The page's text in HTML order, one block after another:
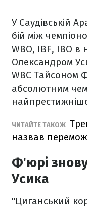
У Саудівській
бій між
WBO, IBF, IBO в
Олександром
WBC Тайсоном
абсолютним
ЧИТАЙТЕ ТАКОЖ
назвав
Ф'юрі
Усика
"Циганський